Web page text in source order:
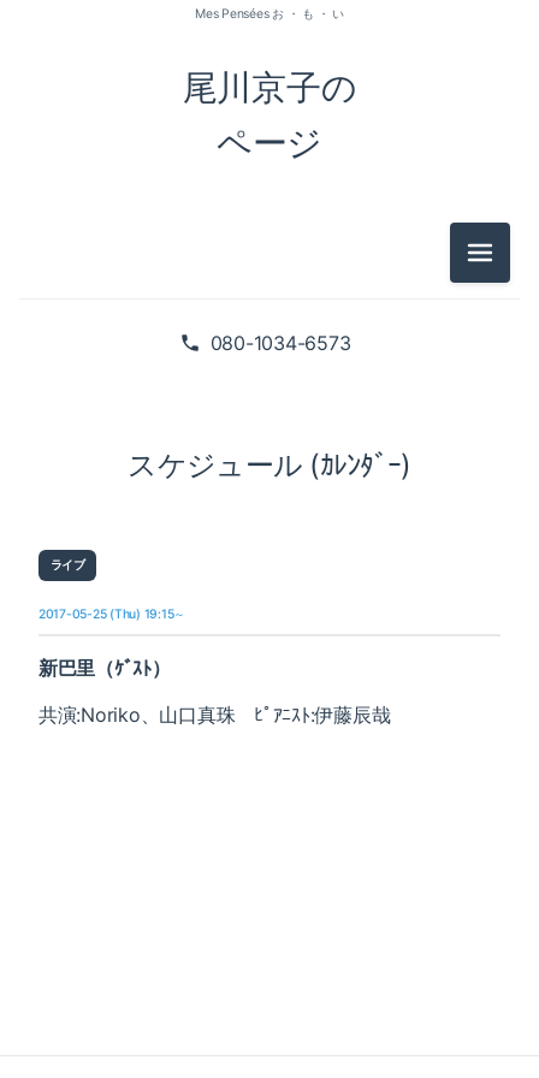
080-1034-6573
尾川京子の
ページ
Mes Pensées お ・ も ・ い
メニュ
スケジュール (ｶﾚﾝﾀﾞｰ)
ライブ
2017-05-25 (Thu) 19:15～
新巴里（ｹﾞｽﾄ）
共演:Noriko、山口真珠 ﾋﾟｱﾆｽﾄ:伊藤辰哉